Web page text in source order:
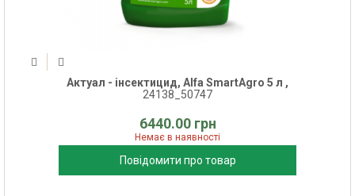
Актуал - інсектицид, Alfa SmartAgro 5 л ,
24138_50747
6440.00 грн
Немає в наявності
Повідомити про товар